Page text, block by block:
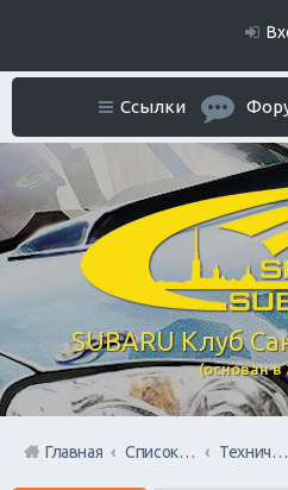
SUBARU Клуб
(основан в
Ссылки
Главная Список форумов Технический раздел